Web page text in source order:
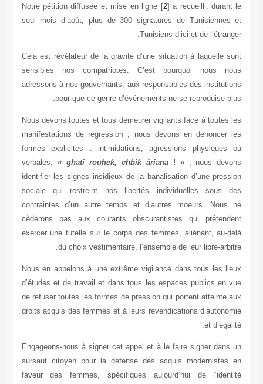
Notre pétition diffusée et mise en ligne [2] a recueilli, durant le
seul mois d’août, plus de 300 signatures de Tunisiennes et
Tunisiens d’ici et de l’étranger.
Cela est révélateur de la gravité d’une situation à laquelle sont
sensibles nos compatriotes. C’est pourquoi nous nous
adressons à nos gouvernants, aux responsables des institutions
pour que ce genre d’événements ne se reproduise plus.
Nous devons toutes et tous demeurer vigilants face à toutes les
manifestations de régression ; nous devons en dénoncer les
formes explicites : intimidations, agressions physiques ou
verbales, « ghati rouhek, chbik âriana! »; nous devons
identifier les signes insidieux de la banalisation d’une pression
sociale qui restreint nos libertés individuelles sous des
contraintes d’un autre temps et d’autres moeurs. Nous ne
cèderons pas aux courants obscurantistes qui prétendent
exercer une tutelle sur le corps des femmes, aliénant, au-delà
du choix vestimentaire, l’ensemble de leur libre-arbitre.
Nous en appelons à une extrême vigilance dans tous les lieux
d’études et de travail et dans tous les espaces publics en vue
de refuser toutes les formes de pression qui portent atteinte aux
droits acquis des femmes et à leurs revendications d’autonomie
et d’égalité.
Engageons-nous à signer cet appel et à le faire signer dans un
sursaut citoyen pour la défense des acquis modernistes en
faveur des femmes, spécifiques aujourd’hui de l’identité